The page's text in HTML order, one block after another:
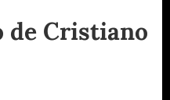
de Cristiano